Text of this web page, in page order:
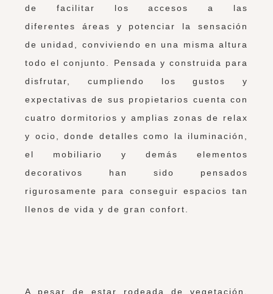
de facilitar los accesos a las
diferentes áreas y potenciar la sensación
de unidad, conviviendo en una misma altura
todo el conjunto. Pensada y construida para
disfrutar, cumpliendo los gustos y
expectativas de sus propietarios cuenta con
cuatro dormitorios y amplias zonas de relax
y ocio, donde detalles como la iluminación,
el mobiliario y demás elementos
decorativos han sido pensados
rigurosamente para conseguir espacios tan
llenos de vida y de gran confort.
A pesar de estar rodeada de vegetación,